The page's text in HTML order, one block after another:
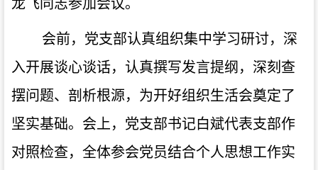
龙飞同志参加会议。
会前，党支部认真组织集中学习研讨，深
入开展谈心谈话，认真撰写发言提纲，深刻查
摆问题、剖析根源，为开好组织生活会奠定了
坚实基础。会上，党支部书记白斌代表支部作
对照检查，全体参会党员结合个人思想工作实